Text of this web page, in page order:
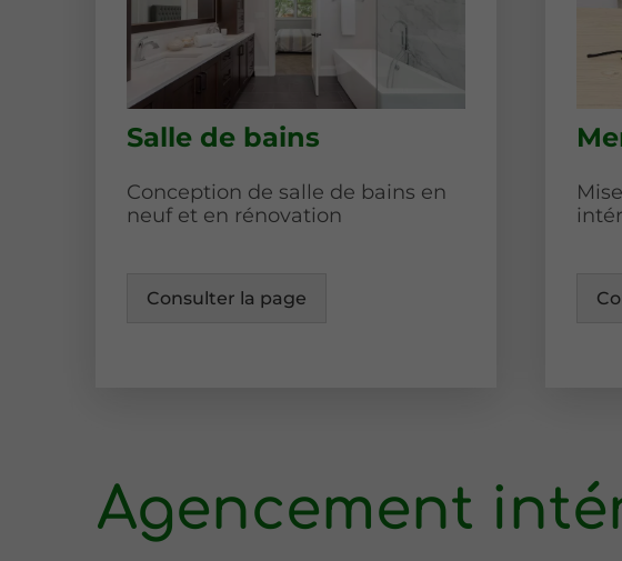
Salle de bains
Conception de salle de bains en
neuf et en rénovation
Consulter la page
Agencement